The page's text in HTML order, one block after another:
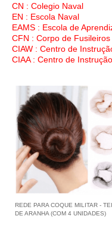
CN : Colegio Naval
EN : Escola Naval
EAMS : Escola de
CFN : Corpo de Fusileiros
CIAW : Centro de
CIAA : Centro de
REDE PARA COQUE MILITAR -
DE ARANHA (COM 4 UNIDADES)